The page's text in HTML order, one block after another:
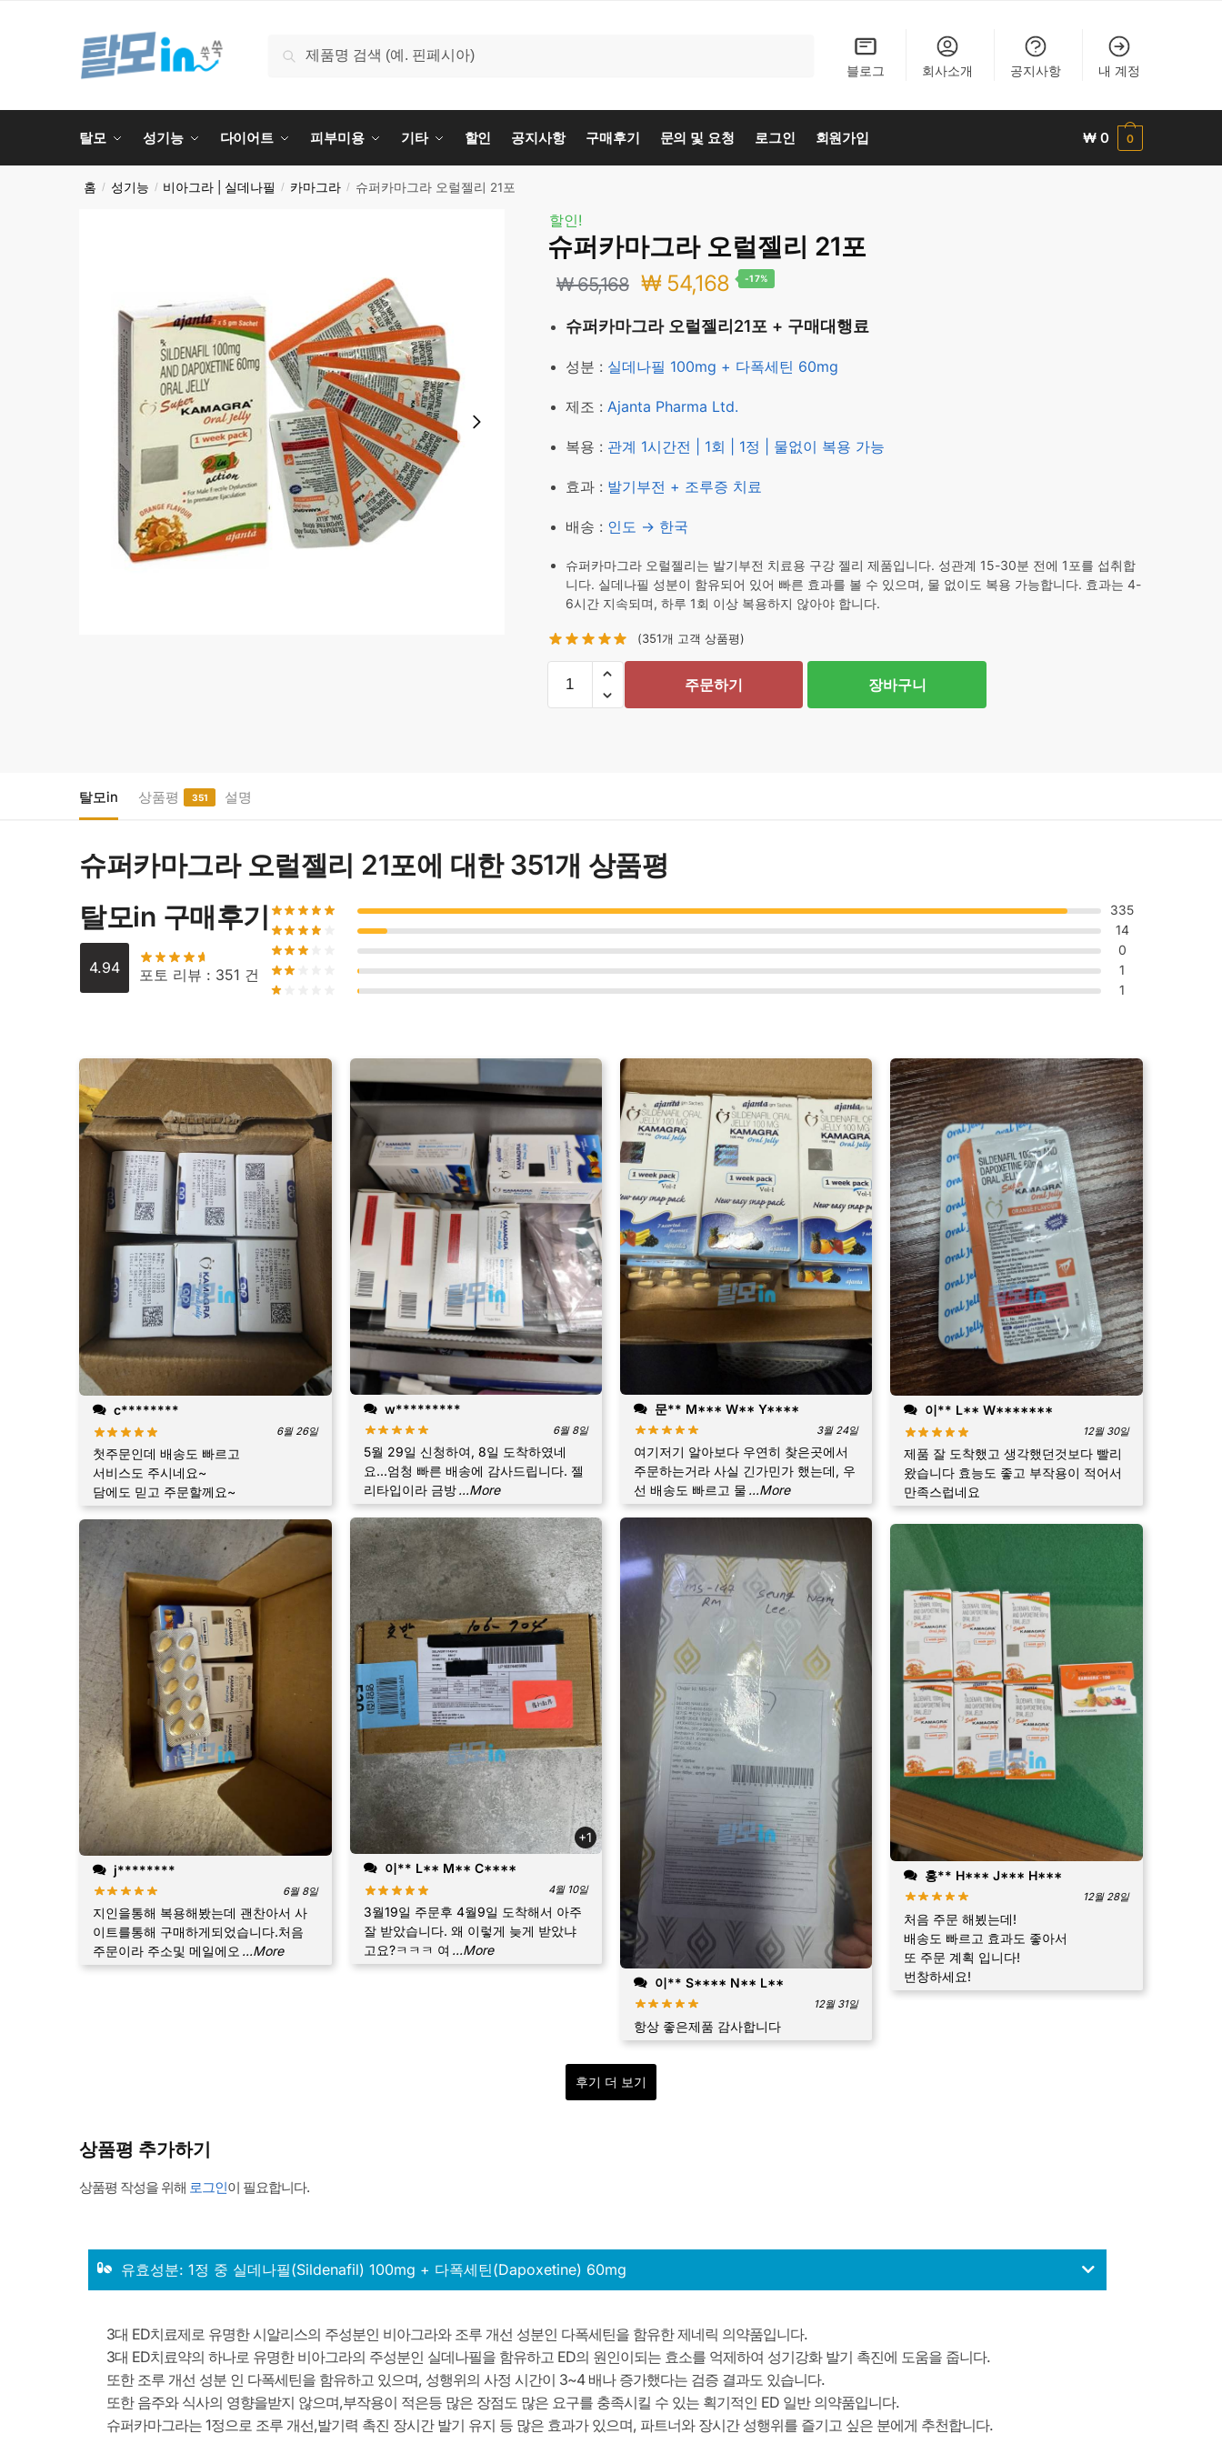
검색
블로그
회사소개 공지사항 내 계정
탈모 성기능 다이어트 피부미용 기타 할인 공지사항 구매후기 문의 및 요청 로그인 회원가입 ₩ 0 0
홈 / 성기능 / 비아그라 | 실데나필 / 카마그라 / 슈퍼카마그라 오럴젤리 21포
할인!
슈퍼카마그라 오럴젤리 21포
₩65,168 ₩54,168 -17%
슈퍼카마그라 오럴젤리21포 + 구매대행료
성분 : 실데나필 100mg + 다폭세틴 60mg
제조 : Ajanta Pharma Ltd.
복용 : 관계 1시간전 | 1회 | 1정 | 물없이 복용 가능
효과 : 발기부전 + 조루증 치료
배송 : 인도 → 한국
슈퍼카마그라 오럴젤리는 발기부전 치료용 구강 젤리 제품입니다. 성관계 15-30분 전에 1포를 섭취합
니다. 실데나필 성분이 함유되어 있어 빠른 효과를 볼 수 있으며, 물 없이도 복용 가능합니다. 효과는 4-
6시간 지속되며, 하루 1회 이상 복용하지 않아야 합니다.
(351개 고객 상품평)
주문하기 장바구니
탈모in 상품평 351 설명
슈퍼카마그라 오럴젤리 21포에 대한 351개 상품평
탈모in 구매후기
4.94 포토 리뷰 : 351 건
335
14
0
1
1
c********
6월 26일
첫주문인데 배송도 빠르고
서비스도 주시네요~
담에도 믿고 주문할께요~
j********
6월 8일
지인을통해 복용해봤는데 괜찬아서 사
이트를통해 구매하게되었습니다.처음
주문이라 주소및 메일에오 ...More
w*********
6월 8일
5월 29일 신청하여, 8일 도착하였네
요...엄청 빠른 배송에 감사드립니다. 젤
리타입이라 금방 ...More
+1
이** L** M** C****
4월 10일
3월19일 주문후 4월9일 도착해서 아주
잘 받았습니다. 왜 이렇게 늦게 받았냐
고요?ㅋㅋㅋ 여 ...More
문** M*** W** Y****
3월 24일
여기저기 알아보다 우연히 찾은곳에서
주문하는거라 사실 긴가민가 했는데, 우
선 배송도 빠르고 물 ...More
이** S**** N** L**
12월 31일
항상 좋은제품 감사합니다
이** L** W*******
12월 30일
제품 잘 도착했고 생각했던것보다 빨리
왔습니다 효능도 좋고 부작용이 적어서
만족스럽네요
홍** H*** J*** H***
12월 28일
처음 주문 해뵜는데!
배송도 빠르고 효과도 좋아서
또 주문 계획 입니다!
번창하세요!
후기 더 보기
상품평 추가하기
상품평 작성을 위해 로그인이 필요합니다.
유효성분: 1정 중 실데나필(Sildenafil) 100mg + 다폭세틴(Dapoxetine) 60mg
3대 ED치료제로 유명한 시알리스의 주성분인 비아그라와 조루 개선 성분인 다폭세틴을 함유한 제네릭 의약품입니다.
3대 ED치료약의 하나로 유명한 비아그라의 주성분인 실데나필을 함유하고 ED의 원인이되는 효소를 억제하여 성기강화 발기 촉진에 도움을 줍니다.
또한 조루 개선 성분 인 다폭세틴을 함유하고 있으며, 성행위의 사정 시간이 3~4 배나 증가했다는 검증 결과도 있습니다.
또한 음주와 식사의 영향을받지 않으며,부작용이 적은등 많은 장점도 많은 요구를 충족시킬 수 있는 획기적인 ED 일반 의약품입니다.
슈퍼카마그라는 1정으로 조루 개선,발기력 촉진 장시간 발기 유지 등 많은 효과가 있으며, 파트너와 장시간 성행위를 즐기고 싶은 분에게 추천합니다.